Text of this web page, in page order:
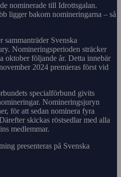
nominerade till Idrottsgalan.
ligger bakom nomineringarna – så
Svenska
Nomineringsperioden sträcker
oktober följande år. Detta innebär
2024 premieras först vid
specialförbund givits
Nomineringsjuryn
för att sedan nominera fyra
skickas röstsedlar med alla
medlemmar.
presenteras på Svenska